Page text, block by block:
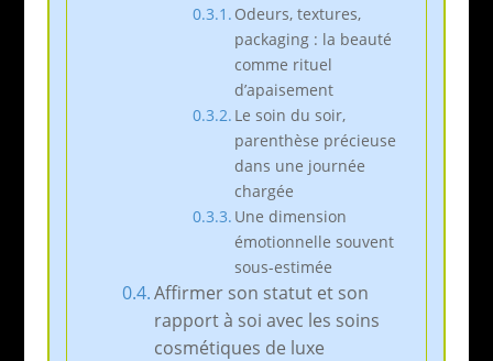
Odeurs, textures,
packaging : la beauté
comme rituel
d’apaisement
Le soin du soir,
parenthèse précieuse
dans une journée
chargée
Une dimension
émotionnelle souvent
sous-estimée
Affirmer son statut et son
rapport à soi avec les soins
cosmétiques de luxe